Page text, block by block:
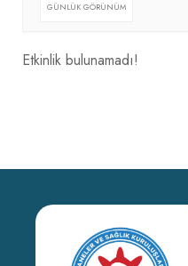
GÜNLÜK GÖRÜNÜM
Etkinlik bulunamadı!